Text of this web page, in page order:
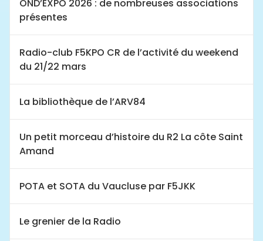
OND’EXPO 2026 : de nombreuses associations
présentes
Radio-club F5KPO CR de l’activité du weekend
du 21/22 mars
La bibliothèque de l’ARV84
Un petit morceau d’histoire du R2 La côte Saint
Amand
POTA et SOTA du Vaucluse par F5JKK
Le grenier de la Radio